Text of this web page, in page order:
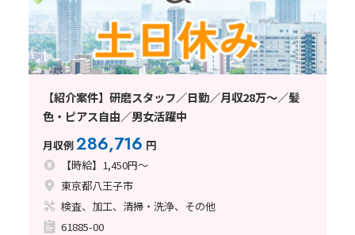
【紹介案件】研磨スタッフ／日勤／月収28万～／髪
色・ピアス自由／男女活躍中
月収例286,716 円
【時給】1,450円～
東京都八王子市
検査、加工、清掃・洗浄、その他
61885-00